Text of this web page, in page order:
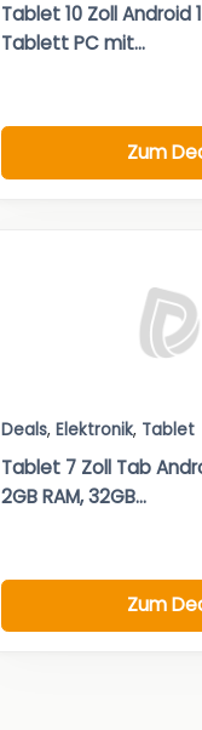
Tablet 10 Zoll Android
Tablett PC mit...
Zum
Deals, Elektronik, Tablet
Tablet 7 Zoll Tab
2GB RAM, 32GB...
Zum